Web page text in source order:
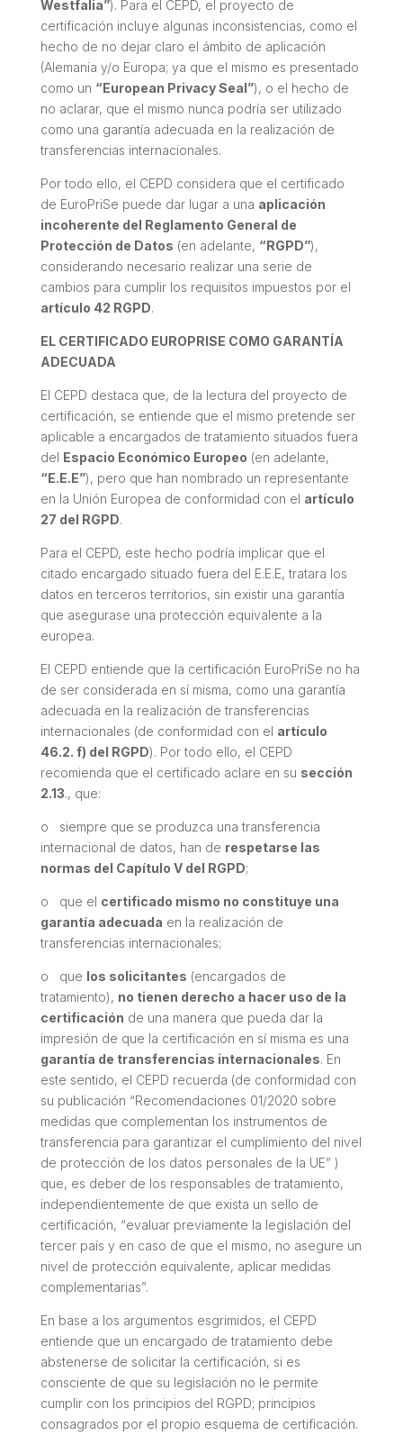
Westfalia”). Para el CEPD, el proyecto de
certificación incluye algunas inconsistencias, como el
hecho de no dejar claro el ámbito de aplicación
(Alemania y/o Europa; ya que el mismo es presentado
como un “European Privacy Seal”), o el hecho de
no aclarar, que el mismo nunca podría ser utilizado
como una garantía adecuada en la realización de
transferencias internacionales.
Por todo ello, el CEPD considera que el certificado
de EuroPriSe puede dar lugar a una aplicación
incoherente del Reglamento General de
Protección de Datos (en adelante, “RGPD”),
considerando necesario realizar una serie de
cambios para cumplir los requisitos impuestos por el
artículo 42 RGPD.
EL CERTIFICADO EUROPRISE COMO GARANTÍA
ADECUADA
El CEPD destaca que, de la lectura del proyecto de
certificación, se entiende que el mismo pretende ser
aplicable a encargados de tratamiento situados fuera
del Espacio Económico Europeo (en adelante,
“E.E.E”), pero que han nombrado un representante
en la Unión Europea de conformidad con el artículo
27 del RGPD.
Para el CEPD, este hecho podría implicar que el
citado encargado situado fuera del E.E.E, tratara los
datos en terceros territorios, sin existir una garantía
que asegurase una protección equivalente a la
europea.
El CEPD entiende que la certificación EuroPriSe no ha
de ser considerada en sí misma, como una garantía
adecuada en la realización de transferencias
internacionales (de conformidad con el artículo
46.2. f) del RGPD). Por todo ello, el CEPD
recomienda que el certificado aclare en su sección
2.13., que:
o siempre que se produzca una transferencia
internacional de datos, han de respetarse las
normas del Capítulo V del RGPD;
o que el certificado mismo no constituye una
garantía adecuada en la realización de
transferencias internacionales;
o que los solicitantes (encargados de
tratamiento), no tienen derecho a hacer uso de la
certificación de una manera que pueda dar la
impresión de que la certificación en sí misma es una
garantía de transferencias internacionales. En
este sentido, el CEPD recuerda (de conformidad con
su publicación “Recomendaciones 01/2020 sobre
medidas que complementan los instrumentos de
transferencia para garantizar el cumplimiento del nivel
de protección de los datos personales de la UE” )
que, es deber de los responsables de tratamiento,
independientemente de que exista un sello de
certificación, “evaluar previamente la legislación del
tercer país y en caso de que el mismo, no asegure un
nivel de protección equivalente, aplicar medidas
complementarias”.
En base a los argumentos esgrimidos, el CEPD
entiende que un encargado de tratamiento debe
abstenerse de solicitar la certificación, si es
consciente de que su legislación no le permite
cumplir con los principios del RGPD; principios
consagrados por el propio esquema de certificación.